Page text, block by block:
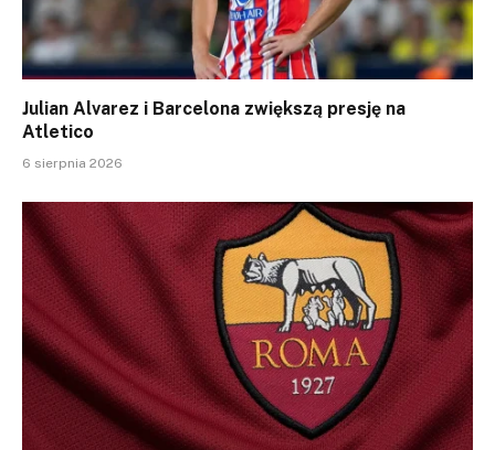
Julian Alvarez i Barcelona zwiększą presję na
Atletico
6 sierpnia 2026